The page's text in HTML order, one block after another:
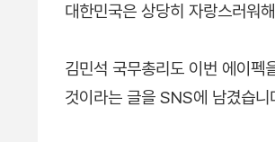
대한민국은 상당히 자랑스러워
김민석 국무총리도 이번 에이펙
것이라는 글을 SNS에 남겼습니